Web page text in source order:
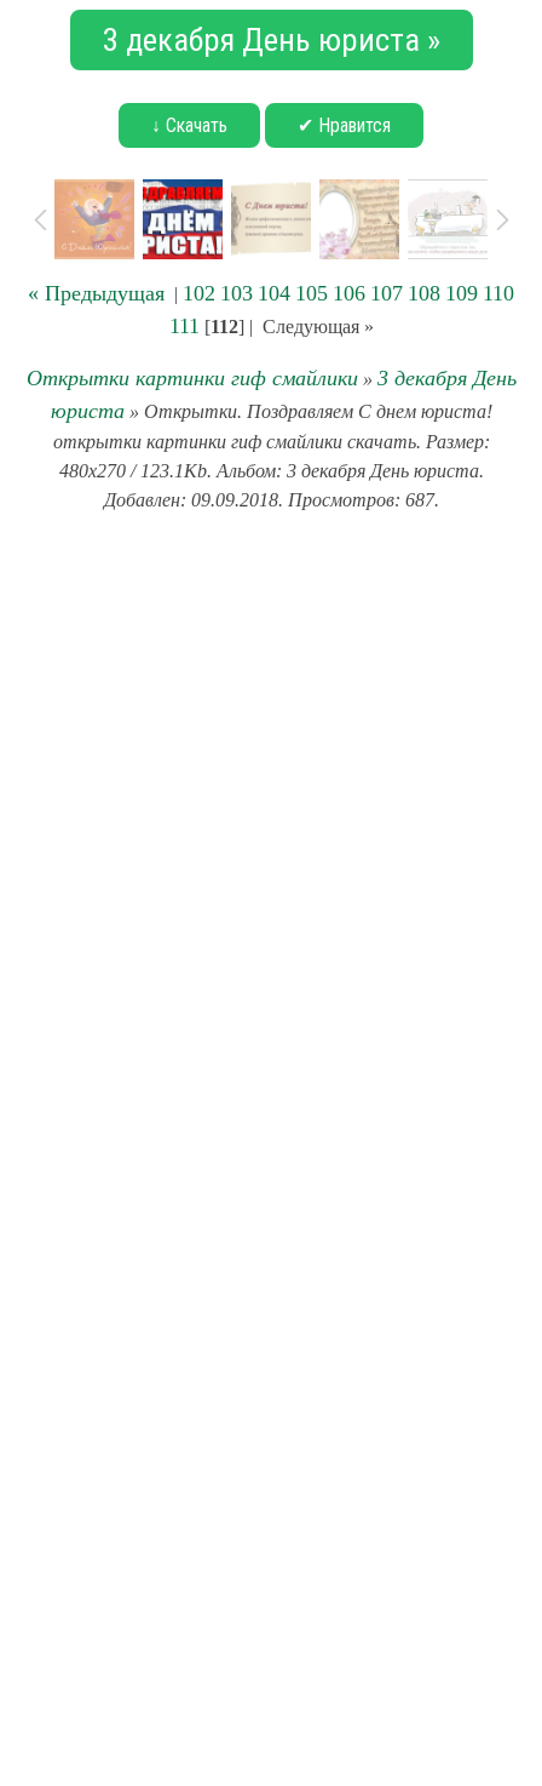
3 декабря День юриста »
↓ Скачать ✔ Нравится
« Предыдущая | 102 103 104 105 106 107 108 109 110
111 [112] | Следующая »
Открытки картинки гиф смайлики» 3 декабря День
юриста» Открытки. Поздравляем С днем юриста!
открытки картинки гиф смайлики скачать. Размер:
480x270 / 123.1Kb. Альбом: 3 декабря День юриста.
Добавлен: 09.09.2018. Просмотров: 687.